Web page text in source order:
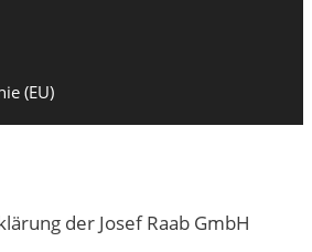
(EU)
der Josef Raab GmbH